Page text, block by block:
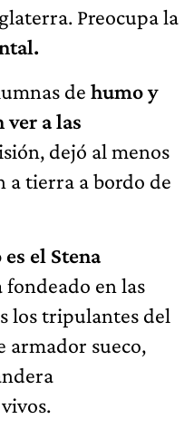
Preocupa la
de humo y
ver a las
dejó al menos
a tierra a bordo de
el Stena
fondeado en las
los tripulantes del
armador sueco,